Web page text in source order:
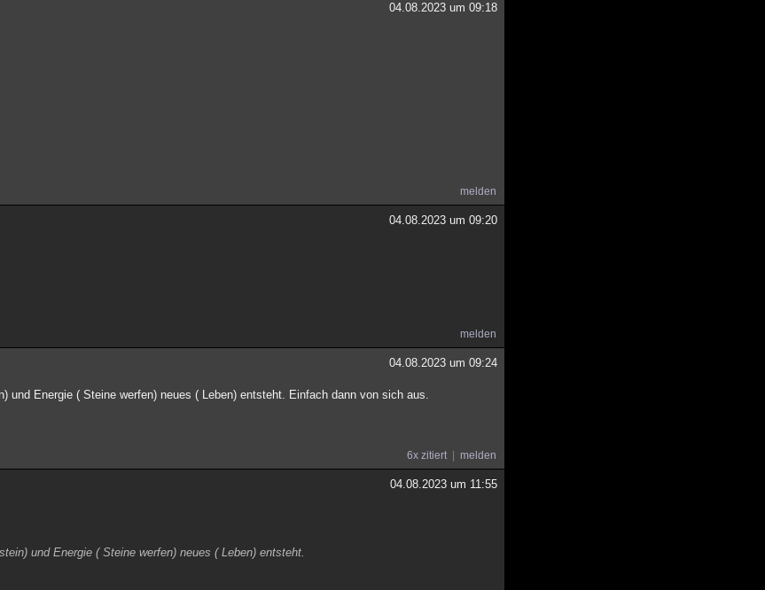
04.08.2023 um 09:18
melden
04.08.2023 um 09:20
melden
04.08.2023 um 09:24
und Energie ( Steine werfen) neues ( Leben) entsteht. Einfach dann von sich aus.
6x zitiert melden
04.08.2023 um 11:55
und Energie ( Steine werfen) neues ( Leben) entsteht.